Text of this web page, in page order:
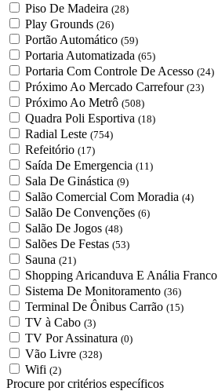
Piso De Madeira (28)
Play Grounds (26)
Portão Automático (59)
Portaria Automatizada (65)
Portaria Com Controle De Acesso (24)
Próximo Ao Mercado Carrefour (23)
Próximo Ao Metrô (508)
Quadra Poli Esportiva (18)
Radial Leste (754)
Refeitório (17)
Saída De Emergencia (11)
Sala De Ginástica (9)
Salão Comercial Com Moradia (4)
Salão De Convenções (6)
Salão De Jogos (48)
Salões De Festas (53)
Sauna (21)
Shopping Aricanduva E Anália Franco
Sistema De Monitoramento (36)
Terminal De Ônibus Carrão (15)
TV à Cabo (3)
TV Por Assinatura (0)
Vão Livre (328)
Wifi (2)
Procure por critérios específicos